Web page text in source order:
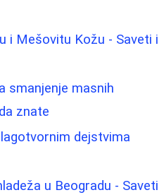
i Mešovitu Kožu - Saveti i
smanjenje masnih
znate
dejstvima
u Beogradu - Saveti